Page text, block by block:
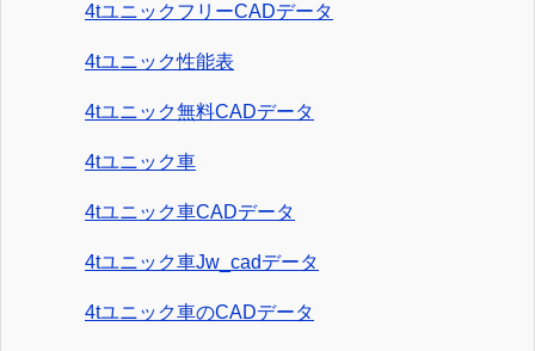
4tユニックフリーCADデータ
4tユニック性能表
4tユニック無料CADデータ
4tユニック車
4tユニック車CADデータ
4tユニック車Jw_cadデータ
4tユニック車のCADデータ